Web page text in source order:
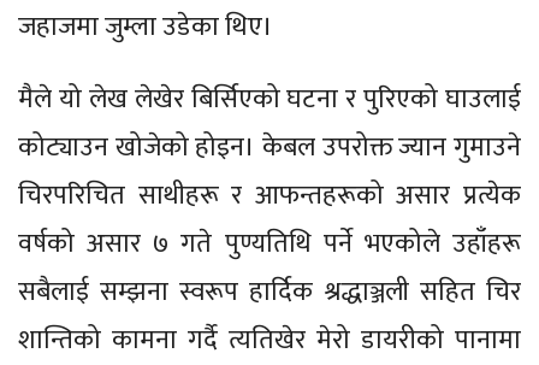
जहाजमा जुम्ला उडेका थिए।
मैले यो लेख लेखेर बिर्सिएको घटना र पुरिएको घाउलाई
कोट्याउन खोजेको होइन। केबल उपरोक्त ज्यान गुमाउने
चिरपरिचित साथीहरू र आफन्तहरूको असार प्रत्येक
वर्षको असार ७ गते पुण्यतिथि पर्ने भएकोले उहाँहरू
सबैलाई सम्झना स्वरूप हार्दिक श्रद्धाञ्जली सहित चिर
शान्तिको कामना गर्दै त्यतिखेर मेरो डायरीको पानामा